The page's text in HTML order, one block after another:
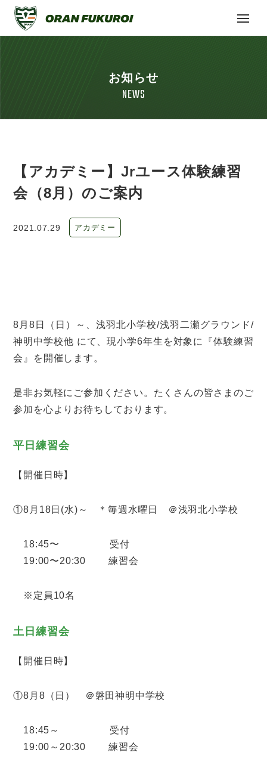
お知らせ
NEWS
【アカデミー】Jrユース体験練習
会（8月）のご案内
2021.07.29 アカデミー
8月8日（日）～、浅羽北小学校/浅羽二瀬グラウンド/
神明中学校他 にて、現小学6年生を対象に『体験練習
会』を開催します。
是非お気軽にご参加ください。たくさんの皆さまのご
参加を心よりお待ちしております。
平日練習会
【開催日時】
①8月18日(水)～ ＊毎週水曜日 ＠浅羽北小学校
18:45〜 受付
19:00〜20:30 練習会
※定員10名
土日練習会
【開催日時】
①8月8（日） ＠磐田神明中学校
18:45～ 受付
19:00～20:30 練習会